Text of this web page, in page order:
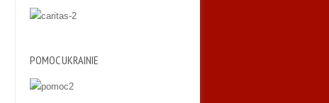
POMOC UKRAINIE